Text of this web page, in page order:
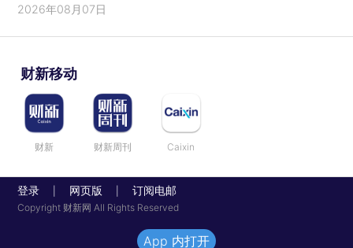
2026年08月07日
财新移动
财新 财新周刊 Caixin
登录 网页版 订阅电邮
Copyright 财新网 All Rights Reserved
App 内打开